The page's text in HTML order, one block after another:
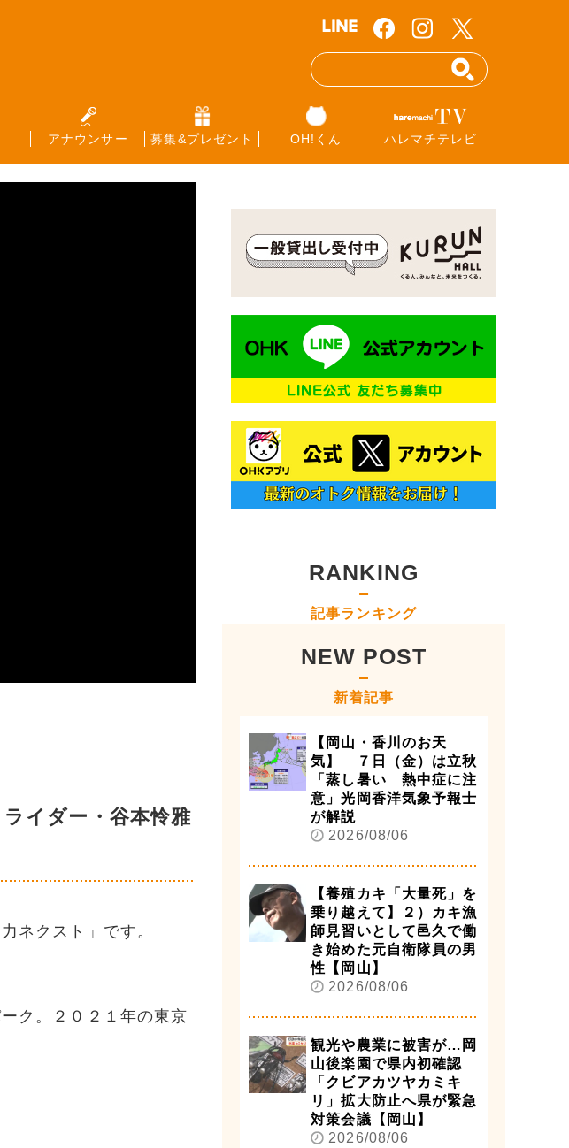
アナウンサー 募集&プレゼント OH!くん ハレマチテレビ
イダー・谷本怜雅
ネクスト」です。
ク。２０２１年の東京
RANKING
記事ランキング
NEW POST
新着記事
【岡山・香川のお天
気】 ７日（金）は立秋
「蒸し暑い 熱中症に注
意」光岡香洋気象予報士
が解説
2026/08/06
【養殖カキ「大量死」を
乗り越えて】２）カキ漁
師見習いとして邑久で働
き始めた元自衛隊員の男
性【岡山】
2026/08/06
観光や農業に被害が…岡
山後楽園で県内初確認
「クビアカツヤカミキ
リ」拡大防止へ県が緊急
対策会議【岡山】
2026/08/06